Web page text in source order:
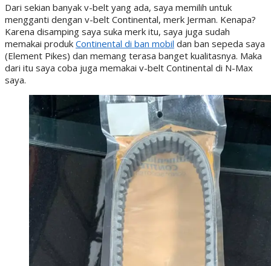
Dari sekian banyak v-belt yang ada, saya memilih untuk
mengganti dengan v-belt Continental, merk Jerman. Kenapa?
Karena disamping saya suka merk itu, saya juga sudah
memakai produk Continental di ban mobil dan ban sepeda saya
(Element Pikes) dan memang terasa banget kualitasnya. Maka
dari itu saya coba juga memakai v-belt Continental di N-Max
saya.